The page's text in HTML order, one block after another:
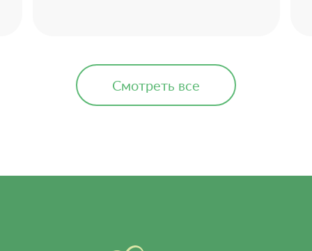
Смотреть все